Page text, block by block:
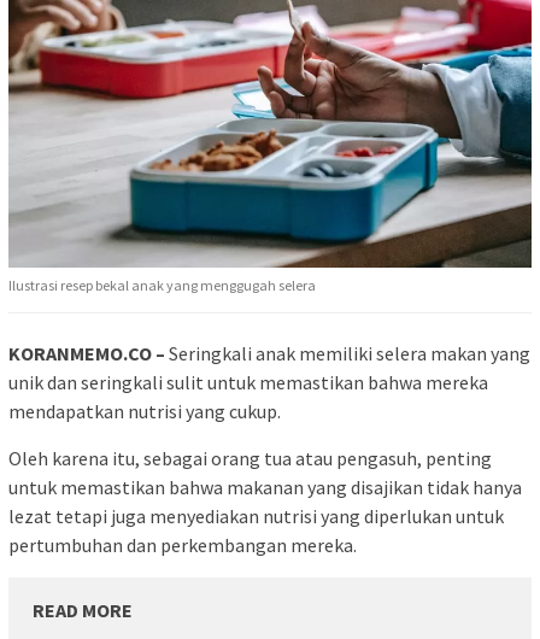
Ilustrasi resep bekal anak yang menggugah selera
KORANMEMO.CO – Seringkali anak memiliki selera makan yang
unik dan seringkali sulit untuk memastikan bahwa mereka
mendapatkan nutrisi yang cukup.
Oleh karena itu, sebagai orang tua atau pengasuh, penting
untuk memastikan bahwa makanan yang disajikan tidak hanya
lezat tetapi juga menyediakan nutrisi yang diperlukan untuk
pertumbuhan dan perkembangan mereka.
READ MORE